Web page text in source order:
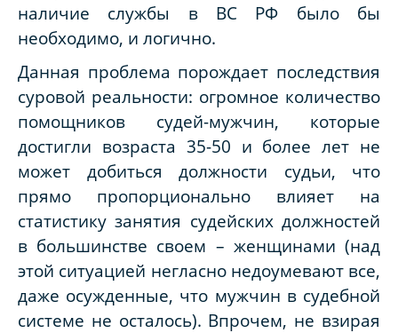
наличие службы в ВС РФ было бы
необходимо, и логично.
Данная проблема порождает последствия
суровой реальности: огромное количество
помощников судей-мужчин, которые
достигли возраста 35-50 и более лет не
может добиться должности судьи, что
прямо пропорционально влияет на
статистику занятия судейских должностей
в большинстве своем – женщинами (над
этой ситуацией негласно недоумевают все,
даже осужденные, что мужчин в судебной
системе не осталось). Впрочем, не взирая